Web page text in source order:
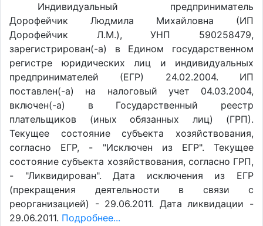
Индивидуальный предприниматель
Дорофейчик Людмила Михайловна (ИП
Дорофейчик Л.М.), УНП 590258479,
зарегистрирован(-а) в Едином государственном
регистре юридических лиц и индивидуальных
предпринимателей (ЕГР) 24.02.2004. ИП
поставлен(-a) на налоговый учет 04.03.2004,
включен(-a) в Государственный реестр
плательщиков (иных обязанных лиц) (ГРП).
Текущее состояние субъекта хозяйствования,
согласно ЕГР, - "Исключен из ЕГР". Текущее
состояние субъекта хозяйствования, согласно ГРП,
- "Ликвидирован". Дата исключения из ЕГР
(прекращения деятельности в связи с
реорганизацией) - 29.06.2011. Дата ликвидации -
29.06.2011. Подробнее...